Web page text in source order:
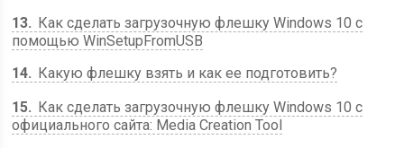
13
Как сделать загрузочную флешку Windows 10 с
помощью WinSetupFromUSB
14
Какую флешку взять и как ее подготовить?
15
Как сделать загрузочную флешку Windows 10 с
официального сайта: Media Creation Tool